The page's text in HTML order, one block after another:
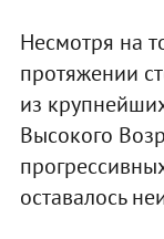
Несмотря на
протяжении
из
Высокого
оставалось